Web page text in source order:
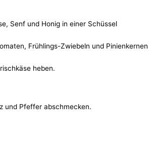
Senf und Honig in einer Schüssel
Frühlings-Zwiebeln und Pinienkernen
heben.
und Pfeffer abschmecken.